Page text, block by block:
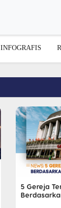
INFOGRAFIS
5 Gereja